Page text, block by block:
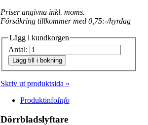
Priser angivna inkl. moms.
Försäkring tillkommer med 0,75:-/hyrdag
Lägg i kundkorgen
Antal:
Lägg till i bokning
Skriv ut produktsida »
ProduktinfoInfo
Dörrbladslyftare